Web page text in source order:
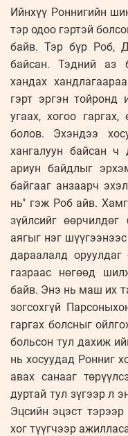
Ийнхүү Роннигийн
тэр одоо гэртэй
байв. Тэр бүр Роб,
байсан. Тэдний аз
хандах
гэрт эргэн тойронд
угаах, хогоо
болов. Эхэндээ
хангалуун байсан
ариун байдлыг
байгааг анзаарч
нь" гэж Роб айв.
зүйлсийг
аягыг нэг
дараалалд
газраас нөгөөд
байв. Энэ нь маш их
зогсохгүй
гаргах болсныг
больсон тул дахиж
нь хосуудад Ронниг
авах санааг
дуртай тул зүгээр л
Эцсийн эцэст тэрээр
хог түүгчээр